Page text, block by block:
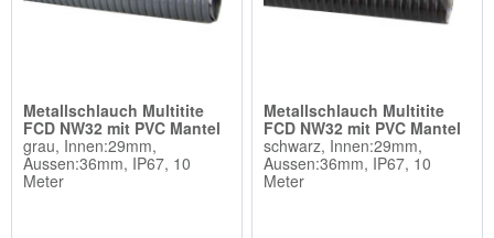
Metallschlauch Multitite
FCD NW32 mit PVC Mantel
grau, Innen:29mm,
Aussen:36mm, IP67, 10
Meter
Metallschlauch Multitite
FCD NW32 mit PVC Mantel
schwarz, Innen:29mm,
Aussen:36mm, IP67, 10
Meter